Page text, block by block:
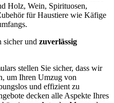
Holz, Wein, Spirituosen,
für Haustiere wie Käfige
sicher und zuverlässig
stellen Sie sicher, dass wir
um Ihren Umzug von
und effizient zu
decken alle Aspekte Ihres